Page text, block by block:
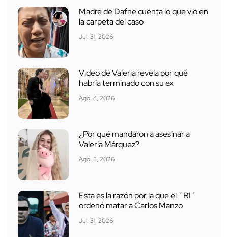
Madre de Dafne cuenta lo que vio en
la carpeta del caso
Jul. 31, 2026
Video de Valeria revela por qué
habría terminado con su ex
Ago. 4, 2026
¿Por qué mandaron a asesinar a
Valeria Márquez?
Ago. 3, 2026
Esta es la razón por la que el ´R1´
ordenó matar a Carlos Manzo
Jul. 31, 2026